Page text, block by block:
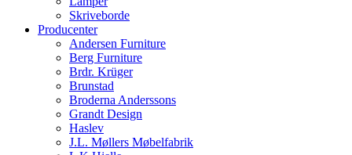
Skriveborde
Producenter
Andersen Furniture
Berg Furniture
Brdr. Krüger
Brunstad
Broderna Anderssons
Grandt Design
Haslev
J.L. Møllers Møbelfabrik